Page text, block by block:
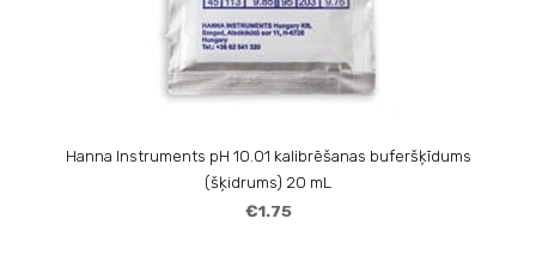
Hanna Instruments pH 10.01 kalibrēšanas buferšķīdums
(šķidrums) 20 mL
€1.75